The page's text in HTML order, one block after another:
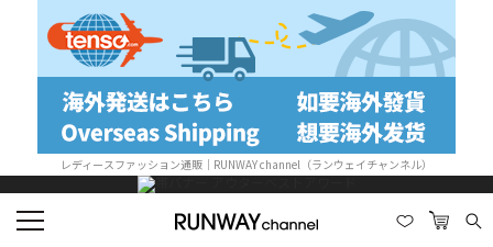
レディースファッション通販｜RUNWAY channel（ランウェイチャンネル）